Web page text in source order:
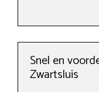
Snel en
Zwartsluis